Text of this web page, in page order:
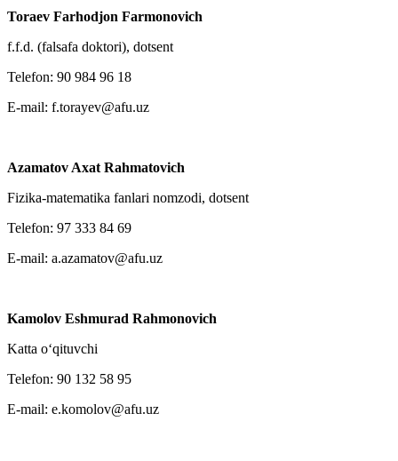
Toraev Farhodjon Farmonovich
f.f.d. (falsafa doktori), dotsent
Telefon: 90 984 96 18
E-mail: f.torayev@afu.uz
Azamatov Axat Rahmatovich
Fizika-matematika fanlari nomzodi, dotsent
Telefon: 97 333 84 69
E-mail: a.azamatov@afu.uz
Kamolov Eshmurad Rahmonovich
Katta o‘qituvchi
Telefon: 90 132 58 95
E-mail: e.komolov@afu.uz